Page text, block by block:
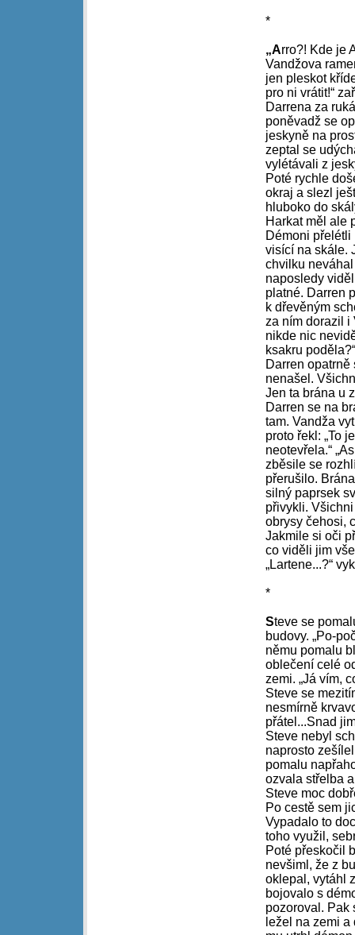
*
„Arro?! Kde je
Vandžova
jen pleskot
pro ni vrátit!“
Darrena za
poněvadž se
jeskyně na
zeptal se
vylétávali z
Poté rychle
okraj a slezl
hluboko do
Harkat měl ale
Démoni
visící na skále.
chvilku
naposledy
platné. Darren
k dřevěným
za ním dorazil i
nikde nic
ksakru
Darren
nenašel.
Jen ta brána u
Darren se na
tam. Vandža
proto řekl: „To
neotevřela.“
zběsile se
přerušilo.
silný paprsek
přivykli.
obrysy čehosi,
Jakmile si oči
co viděli jim
„Lartene...?“
*
Steve se
budovy. „Po-
němu pomalu
oblečení celé
zemi. „Já vím,
Steve se
nesmírně
přátel...Snad
Steve nebyl
naprosto
pomalu
ozvala střelba
Steve moc
Po cestě sem
Vypadalo to
toho využil,
Poté přeskočil
nevšiml, že z
oklepal, vytáhl
bojovalo s
pozoroval. Pak
ležel na zemi